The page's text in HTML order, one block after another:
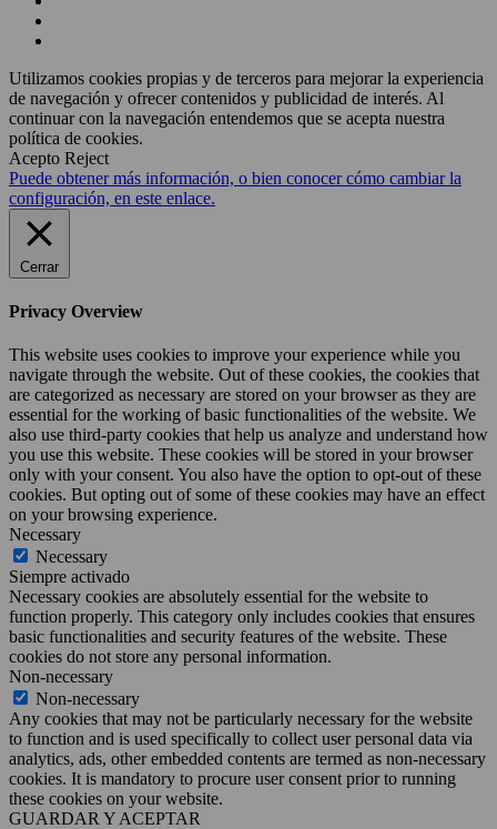
Utilizamos cookies propias y de terceros para mejorar la experiencia
de navegación y ofrecer contenidos y publicidad de interés. Al
continuar con la navegación entendemos que se acepta nuestra
política de cookies.
Acepto Reject
Puede obtener más información, o bien conocer cómo cambiar la
configuración, en este enlace.
Cerrar
Privacy Overview
This website uses cookies to improve your experience while you
navigate through the website. Out of these cookies, the cookies that
are categorized as necessary are stored on your browser as they are
essential for the working of basic functionalities of the website. We
also use third-party cookies that help us analyze and understand how
you use this website. These cookies will be stored in your browser
only with your consent. You also have the option to opt-out of these
cookies. But opting out of some of these cookies may have an effect
on your browsing experience.
Necessary
Necessary
Siempre activado
Necessary cookies are absolutely essential for the website to
function properly. This category only includes cookies that ensures
basic functionalities and security features of the website. These
cookies do not store any personal information.
Non-necessary
Non-necessary
Any cookies that may not be particularly necessary for the website
to function and is used specifically to collect user personal data via
analytics, ads, other embedded contents are termed as non-necessary
cookies. It is mandatory to procure user consent prior to running
these cookies on your website.
GUARDAR Y ACEPTAR